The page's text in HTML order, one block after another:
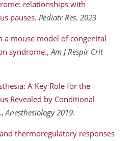
relationships with
pauses. Pediatr Res. 2023
a mouse model of congenital
syndrome.,Am J Respir Crit
A Key Role for the
Revealed by Conditional
,Anesthesiology 2019.
thermoregulatory responses